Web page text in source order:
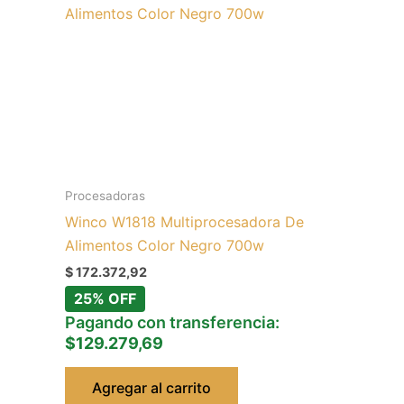
Procesadoras
Winco W1818 Multiprocesadora De
Alimentos Color Negro 700w
$172.372,92
25% OFF
Pagando con transferencia:
$129.279,69
Agregar al carrito